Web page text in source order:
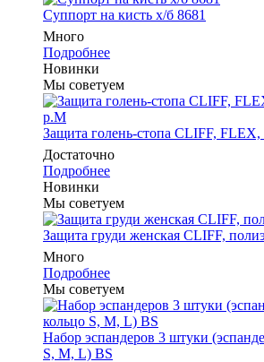
Суппорт на кисть х/б 8681
Много
Подробнее
Новинки
Мы советуем
Защита голень-стопа CLIFF, FLEX,
Достаточно
Подробнее
Новинки
Мы советуем
Защита груди женская CLIFF,
Много
Подробнее
Мы советуем
Набор эспандеров 3 штуки
S, M, L) BS